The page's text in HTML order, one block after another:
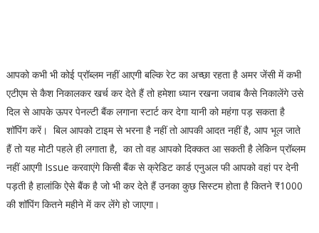
आपको कभी भी कोई प्रॉब्लम नहीं आएगी बल्कि रेट का अच्छा रहता है अमर जेंसी में कभी
एटीएम से कैश निकालकर खर्च कर देते हैं तो हमेशा ध्यान रखना जवाब कैसे निकालेंगे उसे
दिल से आपके ऊपर पेनल्टी बैंक लगाना स्टार्ट कर देगा यानी को महंगा पड़ सकता है
शॉपिंग करें। बिल आपको टाइम से भरना है नहीं तो आपकी आदत नहीं है, आप भूल जाते
हैं तो यह मोटी पहले ही लगाता है, का तो वह आपको दिक्कत आ सकती है लेकिन प्रॉब्लम
नहीं आएगी Issue करवाएंगे किसी बैंक से क्रेडिट कार्ड एनुअल फी आपको वहां पर देनी
पड़ती है हालांकि ऐसे बैंक है जो भी कर देते हैं उनका कुछ सिस्टम होता है कितने ₹1000
की शॉपिंग कितने महीने में कर लेंगे हो जाएगा।